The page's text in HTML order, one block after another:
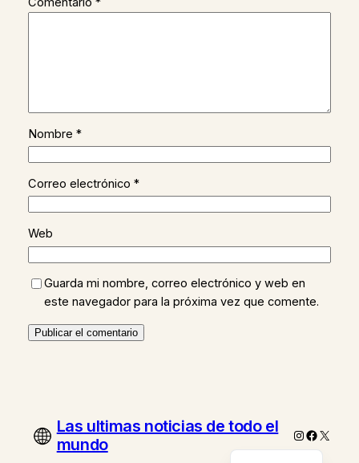
Nombre *
Correo electrónico *
Web
Guarda mi nombre, correo electrónico y web en
este navegador para la próxima vez que comente.
Las ultimas noticias de todo el
mundo
Instagram
X